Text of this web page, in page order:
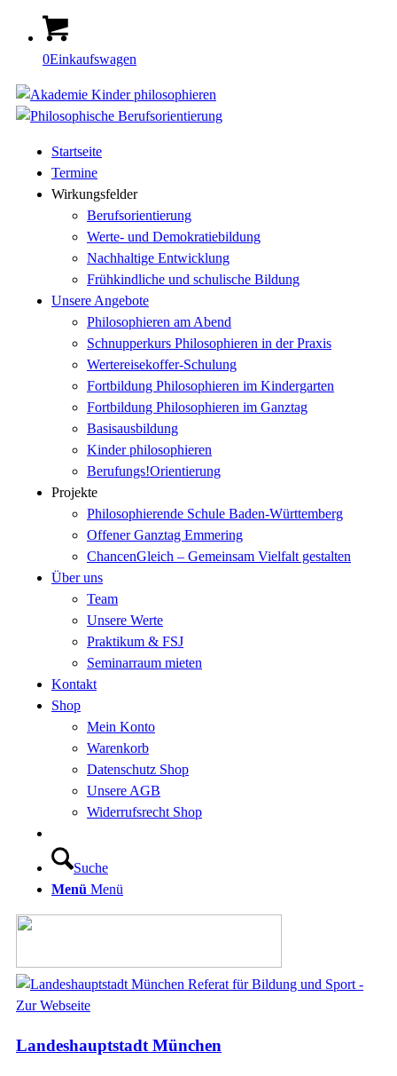
0Einkaufswagen
Startseite
Termine
Wirkungsfelder
Berufsorientierung
Werte- und Demokratiebildung
Nachhaltige Entwicklung
Frühkindliche und schulische Bildung
Unsere Angebote
Philosophieren am Abend
Schnupperkurs Philosophieren in der Praxis
Wertereisekoffer-Schulung
Fortbildung Philosophieren im Kindergarten
Fortbildung Philosophieren im Ganztag
Basisausbildung
Kinder philosophieren
Berufungs!Orientierung
Projekte
Philosophierende Schule Baden-Württemberg
Offener Ganztag Emmering
ChancenGleich – Gemeinsam Vielfalt gestalten
Über uns
Team
Unsere Werte
Praktikum & FSJ
Seminarraum mieten
Kontakt
Shop
Mein Konto
Warenkorb
Datenschutz Shop
Unsere AGB
Widerrufsrecht Shop
Suche
Menü Menü
Landeshauptstadt München